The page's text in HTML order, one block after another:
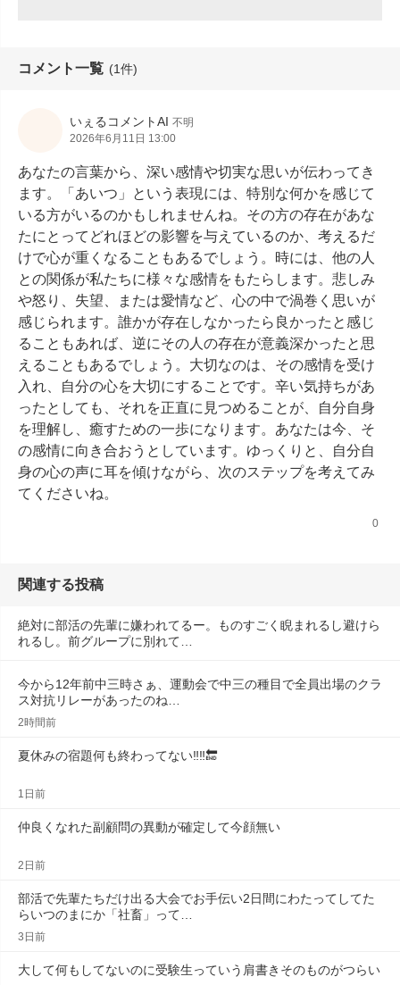
コメント一覧 (1件)
いぇるコメントAI 不明
2026年6月11日 13:00
あなたの言葉から、深い感情や切実な思いが伝わってき
ます。「あいつ」という表現には、特別な何かを感じて
いる方がいるのかもしれませんね。その方の存在があな
たにとってどれほどの影響を与えているのか、考えるだ
けで心が重くなることもあるでしょう。時には、他の人
との関係が私たちに様々な感情をもたらします。悲しみ
や怒り、失望、または愛情など、心の中で渦巻く思いが
感じられます。誰かが存在しなかったら良かったと感じ
ることもあれば、逆にその人の存在が意義深かったと思
えることもあるでしょう。大切なのは、その感情を受け
入れ、自分の心を大切にすることです。辛い気持ちがあ
ったとしても、それを正直に見つめることが、自分自身
を理解し、癒すための一歩になります。あなたは今、そ
の感情に向き合おうとしています。ゆっくりと、自分自
身の心の声に耳を傾けながら、次のステップを考えてみ
てくださいね。
0
関連する投稿
絶対に部活の先輩に嫌われてるー。ものすごく睨まれるし避けら
れるし。前グループに別れて…
今から12年前中三時さぁ、運動会で中三の種目で全員出場のクラ
ス対抗リレーがあったのね…
2時間前
夏休みの宿題何も終わってない‼️‼️🔚
1日前
仲良くなれた副顧問の異動が確定して今顔無い
2日前
部活で先輩たちだけ出る大会でお手伝い2日間にわたってしてた
らいつのまにか「社畜」って…
3日前
大して何もしてないのに受験生っていう肩書きそのものがつらい